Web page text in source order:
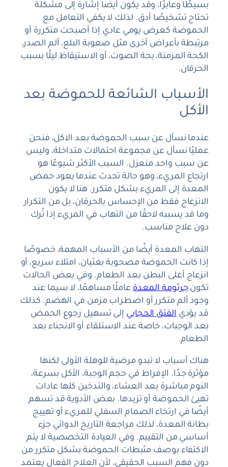
بسيطًا وعابرًا، وقد يكون أيضًا إشارة إلى مشكلة
تحتاج تشخيصًا أدق. لذلك لا يكفي التعامل مع
الحموضة كعرض يومي عادي إذا أصبحت متكررة أو
مرتبطة بأعراض أخرى مثل صعوبة البلع، ألم الصدر،
الكحة المزمنة، بحة الصوت، أو الاستيقاظ ليلًا بسبب
الحرقان.
الأسباب الشائعة للحموضة بعد
الأكل
عندما نسأل عن سبب الحموضة بعد الاكل، فنحن
عمليًا نسأل عن مجموعة احتمالات متداخلة، وليس
عن سبب واحد منعزل. السبب الأكثر شيوعًا هو
ارتجاع المريء، وهو حالة تحدث عندما يعود حمض
المعدة إلى المريء بشكل متكرر. هنا لا يكون
الانزعاج فقط من الإحساس بالحرقان، بل من التكرار
وما قد يسببه لاحقًا من التهاب في المريء إذا تُرك
دون علاج مناسب.
التهاب المعدة أيضًا من الأسباب المهمة، خصوصًا
إذا كانت الحموضة مصحوبة بغثيان، امتلاء سريع، أو
انزعاج أعلى البطن بعد الطعام. وفي بعض الحالات
تكونجرثومة المعدةعاملًا مساهمًا، لا سيما عند
وجود ألم متكرر أو اضطراب مزمن في الهضم. كذلك
قد يؤديالفتق الحجابي إلى تسهيل رجوع الحمض
بعد الوجبات، خاصة عند الاستلقاء أو الانحناء بعد
الطعام.
هناك أسباب لا تبدو مرضية للوهلة الأولى لكنها
مؤثرة جدًا. الإفراط في حجم الوجبة، الأكل بسرعة،
النوم مباشرة بعد العشاء، والتدخين كلها عادات
تهيئ الحموضة أو تزيدها. بعض الأدوية قد تسهم
أيضًا في ارتخاء الصمام السفلي للمريء أو تهييج
بطانة المعدة، لذلك مراجعة التاريخ الدوائي جزء
أساسي من التقييم. وفي العيادة التخصصية لا يتم
الاكتفاء بوصف مثبطات الحموضة بشكل متكرر من
دون فهم السبب الحقيقي، لأن العلاج الفعال يعتمد